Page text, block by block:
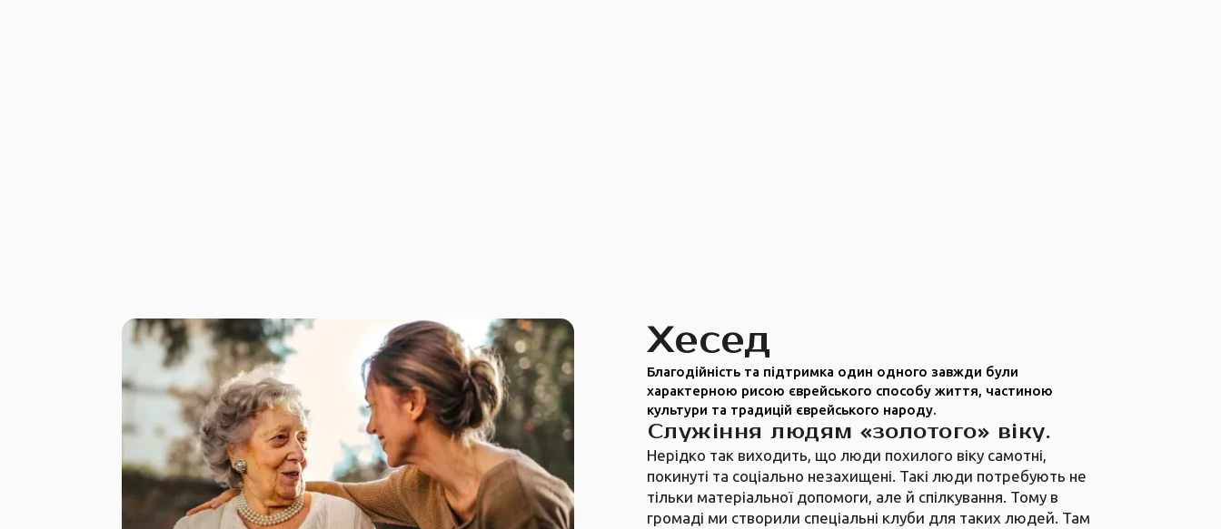
Хесед
Благодійність та підтримка один одного завжди були
характерною рисою єврейського способу життя, частиною
культури та традицій єврейського народу.
Служіння людям «золотого» віку.
Нерідко так виходить, що люди похилого віку самотні,
покинуті та соціально незахищені. Такі люди потребують не
тільки матеріальної допомоги, але й спілкування. Тому в
громаді ми створили спеціальні клуби для таких людей. Там